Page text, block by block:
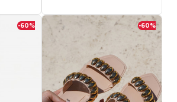
-60% -60%